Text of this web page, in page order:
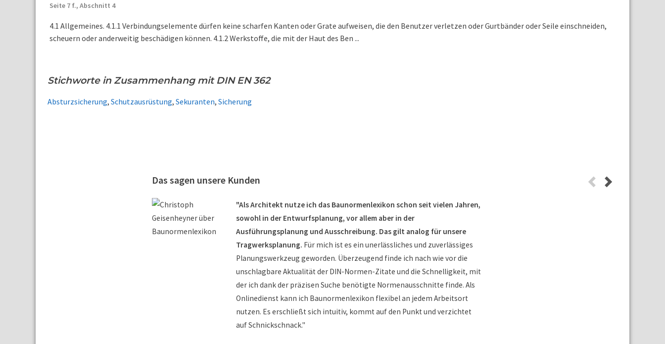
Seite 7 f., Abschnitt 4
4.1 Allgemeines. 4.1.1 Verbindungselemente dürfen keine scharfen Kanten oder Grate aufweisen, die den Benutzer verletzen oder Gurtbänder oder Seile einschneiden,
scheuern oder anderweitig beschädigen können. 4.1.2 Werkstoffe, die mit der Haut des Ben ...
Stichworte in Zusammenhang mit DIN EN 362
Absturzsicherung, Schutzausrüstung, Sekuranten, Sicherung
Das sagen unsere Kunden
"Als Architekt nutze ich das Baunormenlexikon schon seit vielen Jahren,
sowohl in der Entwurfsplanung, vor allem aber in der
Ausführungsplanung und Ausschreibung. Das gilt analog für unsere
Tragwerksplanung. Für mich ist es ein unerlässliches und zuverlässiges
Planungswerkzeug geworden. Überzeugend finde ich nach wie vor die
unschlagbare Aktualität der DIN-Normen-Zitate und die Schnelligkeit, mit
der ich dank der präzisen Suche benötigte Normenausschnitte finde. Als
Onlinedienst kann ich Baunormenlexikon flexibel an jedem Arbeitsort
nutzen. Es erschließt sich intuitiv, kommt auf den Punkt und verzichtet
auf Schnickschnack."